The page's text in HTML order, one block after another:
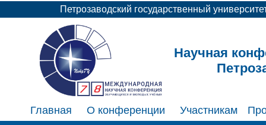
Петрозаводский государственный
Научная
Главная О конференции Участникам